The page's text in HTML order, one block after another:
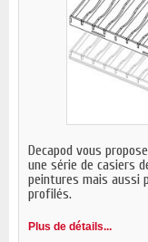
Decapod vous
une série de casiers
peintures mais aussi
profilés.
Plus de détails...